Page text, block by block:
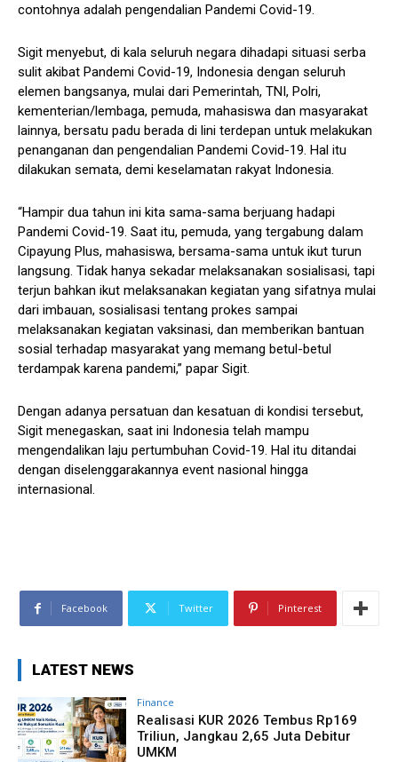
contohnya adalah pengendalian Pandemi Covid-19.
Sigit menyebut, di kala seluruh negara dihadapi situasi serba
sulit akibat Pandemi Covid-19, Indonesia dengan seluruh
elemen bangsanya, mulai dari Pemerintah, TNI, Polri,
kementerian/lembaga, pemuda, mahasiswa dan masyarakat
lainnya, bersatu padu berada di lini terdepan untuk melakukan
penanganan dan pengendalian Pandemi Covid-19. Hal itu
dilakukan semata, demi keselamatan rakyat Indonesia.
“Hampir dua tahun ini kita sama-sama berjuang hadapi
Pandemi Covid-19. Saat itu, pemuda, yang tergabung dalam
Cipayung Plus, mahasiswa, bersama-sama untuk ikut turun
langsung. Tidak hanya sekadar melaksanakan sosialisasi, tapi
terjun bahkan ikut melaksanakan kegiatan yang sifatnya mulai
dari imbauan, sosialisasi tentang prokes sampai
melaksanakan kegiatan vaksinasi, dan memberikan bantuan
sosial terhadap masyarakat yang memang betul-betul
terdampak karena pandemi,” papar Sigit.
Dengan adanya persatuan dan kesatuan di kondisi tersebut,
Sigit menegaskan, saat ini Indonesia telah mampu
mengendalikan laju pertumbuhan Covid-19. Hal itu ditandai
dengan diselenggarakannya event nasional hingga
internasional.
Facebook Twitter Pinterest
LATEST NEWS
Finance
Realisasi KUR 2026 Tembus Rp169
Triliun, Jangkau 2,65 Juta Debitur
UMKM